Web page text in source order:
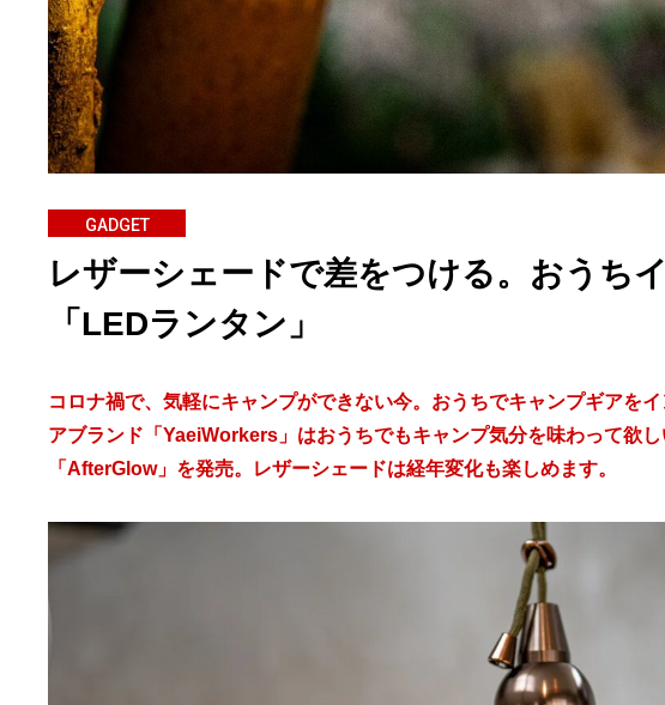
GADGET
レザーシェードで差をつける。おうち
「LEDランタン」
コロナ禍で、気軽にキャンプができない今。おうちでキャンプギアを
アブランド「YaeiWorkers」はおうちでもキャンプ気分を味わって欲
「AfterGlow」を発売。レザーシェードは経年変化も楽しめます。